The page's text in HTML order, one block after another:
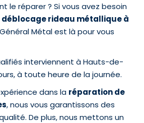
le réparer ? Si vous avez besoin
déblocage rideau métallique à
Métal est là pour vous
interviennent à Hauts-de-
à toute heure de la journée.
dans la réparation de
, nous vous garantissons des
De plus, nous mettons un